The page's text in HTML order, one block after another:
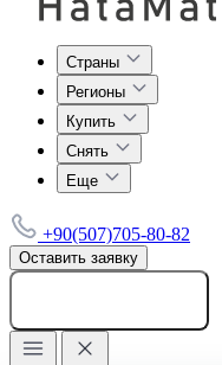
Страны
Регионы
Купить
Снять
Еще
+90(507)705-80-82
Оставить заявку